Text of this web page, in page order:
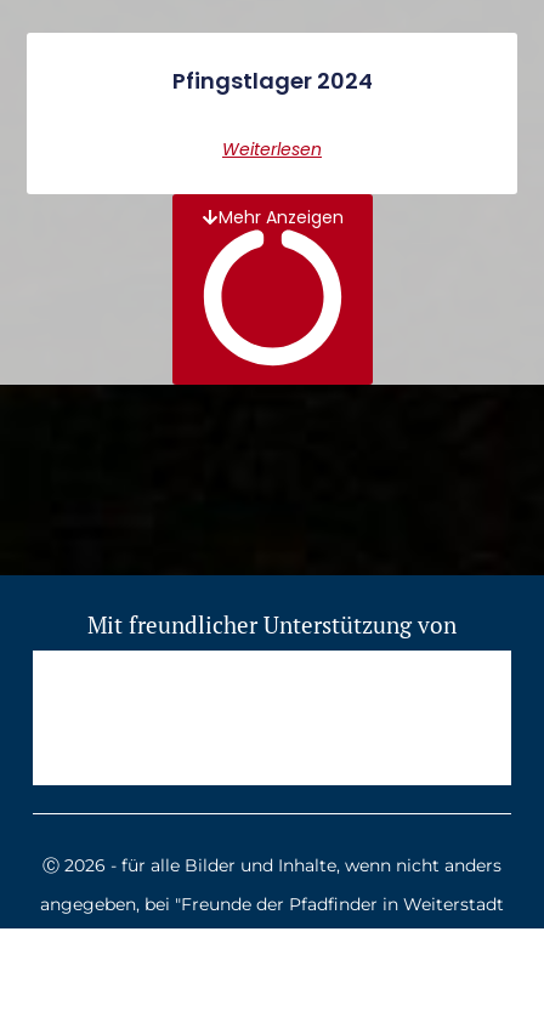
Pfingstlager 2024
Weiterlesen
Mehr Anzeigen
Mit freundlicher Unterstützung von
Ⓒ 2026 - für alle Bilder und Inhalte, wenn nicht anders
angegeben, bei "Freunde der Pfadfinder in Weiterstadt